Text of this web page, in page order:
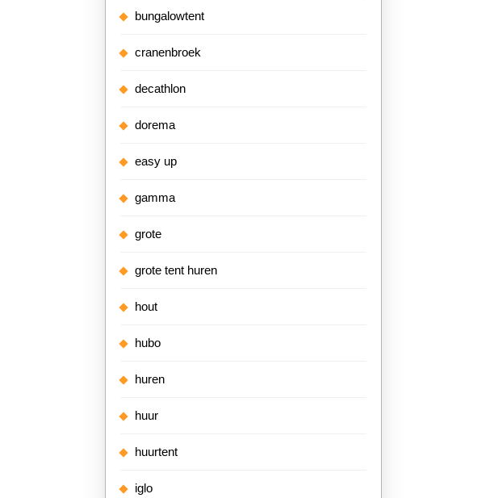
bungalowtent
cranenbroek
decathlon
dorema
easy up
gamma
grote
grote tent huren
hout
hubo
huren
huur
huurtent
iglo